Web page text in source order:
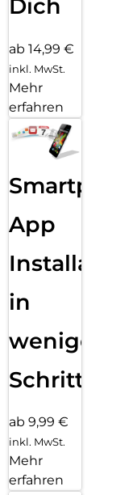
Dich
ab 14,99 €
inkl. MwSt.
Mehr
erfahren
Smartphone
App
Installation
in
wenigen
Schritten
ab 9,99 €
inkl. MwSt.
Mehr
erfahren